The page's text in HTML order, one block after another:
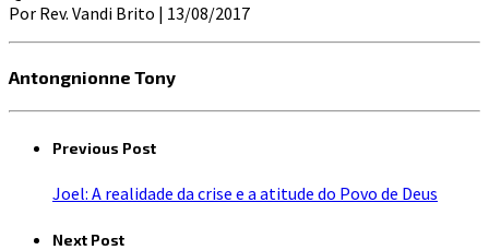
Por Rev. Vandi Brito | 13/08/2017
Antongnionne Tony
Previous Post
Joel: A realidade da crise e a atitude do Povo de Deus
Next Post